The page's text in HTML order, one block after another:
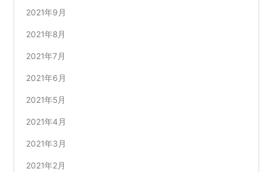
2021年9月
2021年8月
2021年7月
2021年6月
2021年5月
2021年4月
2021年3月
2021年2月